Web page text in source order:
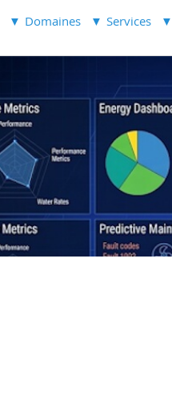
Domaines Services